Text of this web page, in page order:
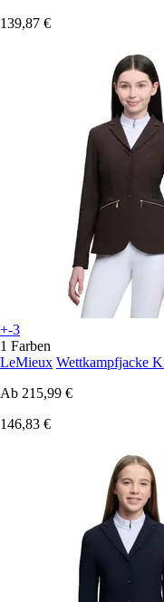
139,87 €
+-3
1 Farben
LeMieux Wettkampfjacke
Ab 215,99 €
146,83 €